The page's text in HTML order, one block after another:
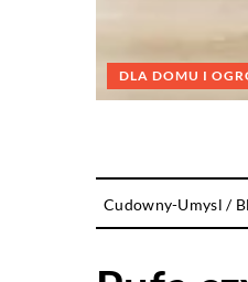
DLA DOMU I
Cudowny-Umysl /